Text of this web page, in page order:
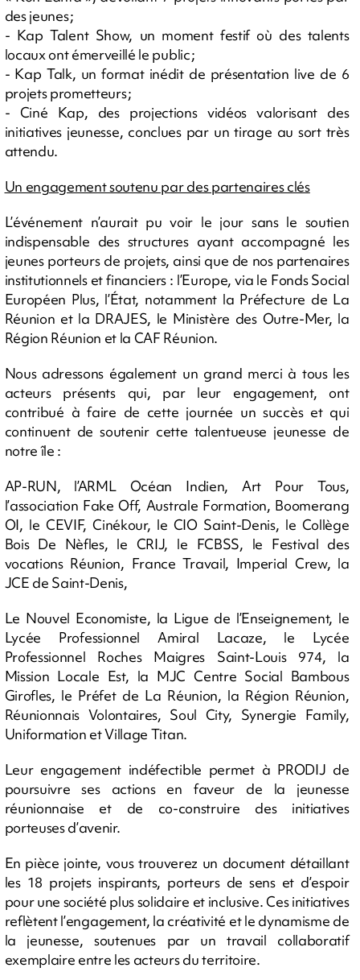
des jeunes ;
- Kap Talent Show, un moment festif où des talents
locaux ont émerveillé le public ;
- Kap Talk, un format inédit de présentation live de 6
projets prometteurs ;
- Ciné Kap, des projections vidéos valorisant des
initiatives jeunesse, conclues par un tirage au sort très
attendu.
Un engagement soutenu par des partenaires clés
L’événement n’aurait pu voir le jour sans le soutien
indispensable des structures ayant accompagné les
jeunes porteurs de projets, ainsi que de nos partenaires
institutionnels et financiers : l’Europe, via le Fonds Social
Européen Plus, l’État, notamment la Préfecture de La
Réunion et la DRAJES, le Ministère des Outre-Mer, la
Région Réunion et la CAF Réunion.
Nous adressons également un grand merci à tous les
acteurs présents qui, par leur engagement, ont
contribué à faire de cette journée un succès et qui
continuent de soutenir cette talentueuse jeunesse de
notre île :
AP-RUN, l’ARML Océan Indien, Art Pour Tous,
l’association Fake Off, Australe Formation, Boomerang
OI, le CEVIF, Cinékour, le CIO Saint-Denis, le Collège
Bois De Nèfles, le CRIJ, le FCBSS, le Festival des
vocations Réunion, France Travail, Imperial Crew, la
JCE de Saint-Denis,
Le Nouvel Economiste, la Ligue de l’Enseignement, le
Lycée Professionnel Amiral Lacaze, le Lycée
Professionnel Roches Maigres Saint-Louis 974, la
Mission Locale Est, la MJC Centre Social Bambous
Girofles, le Préfet de La Réunion, la Région Réunion,
Réunionnais Volontaires, Soul City, Synergie Family,
Uniformation et Village Titan.
Leur engagement indéfectible permet à PRODIJ de
poursuivre ses actions en faveur de la jeunesse
réunionnaise et de co-construire des initiatives
porteuses d’avenir.
En pièce jointe, vous trouverez un document détaillant
les 18 projets inspirants, porteurs de sens et d’espoir
pour une société plus solidaire et inclusive. Ces initiatives
reflètent l’engagement, la créativité et le dynamisme de
la jeunesse, soutenues par un travail collaboratif
exemplaire entre les acteurs du territoire.